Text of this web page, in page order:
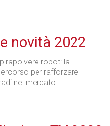
novità 2022
robot: la
per rafforzare
nel mercato.